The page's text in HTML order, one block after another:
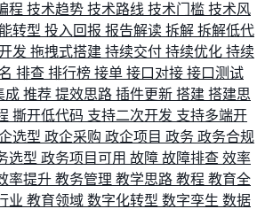
程 技术趋势 技术路线 技术门槛 技术风
转型 投入回报 报告解读 拆解 拆解低代
发 拖拽式搭建 持续交付 持续优化 持续
排查 排行榜 接单 接口对接 接口测试
成 推荐 提效思路 插件更新 搭建 搭建思
撕开低代码 支持二次开发 支持多端开
选型 政企采购 政企项目 政务 政务合规
选型 政务项目可用 故障 故障排查 效率
率提升 教务管理 教学思路 教程 教育全
业 教育领域 数字化转型 数字孪生 数据